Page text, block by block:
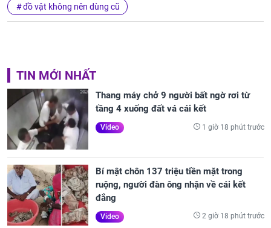
đồ vật không nên dùng cũ
TIN MỚI NHẤT
Thang máy chở 9 người bất ngờ rơi từ
tầng 4 xuống đất vá cái kết
Video 1 giờ 18 phút trước
Bí mật chôn 137 triệu tiền mặt trong
ruộng, người đàn ông nhận về cái kết
đắng
Video 2 giờ 18 phút trước